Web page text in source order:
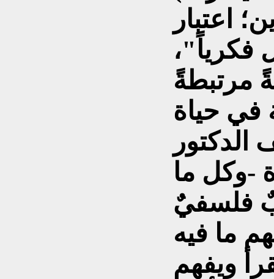
اعتبار
فكرياً"،
مرتبطةً
في حياة
الدكتور
-وكل ما
فلسفيٌ
ما فيه
ويفهم